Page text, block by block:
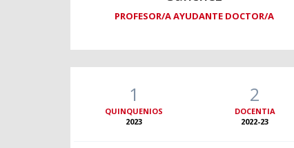
PROFESOR/A AYUDANTE DOCTOR/A
1
QUINQUENIOS
2023
2
DOCENTIA
2022-23